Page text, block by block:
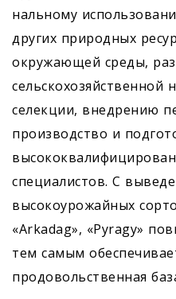
нальному
других природных
окружающей среды,
сельскохозяйственной
селекции, внедрению
производство и
специалистов. С
высокоурожайных
«Arkadag», «Pyragy»
тем самым
продовольственная